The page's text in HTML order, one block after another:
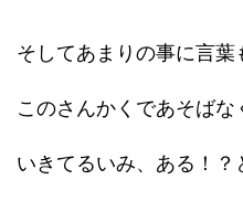
そしてあまりの事に言葉
このさんかくであそばな
いきてるいみ、ある！？